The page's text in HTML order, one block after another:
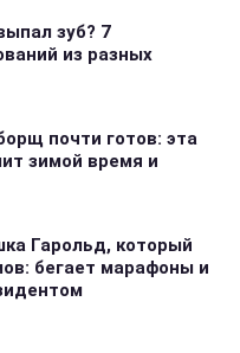
зуб? 7
из разных
почти готов: эта
зимой время и
Гарольд, который
бегает марафоны и